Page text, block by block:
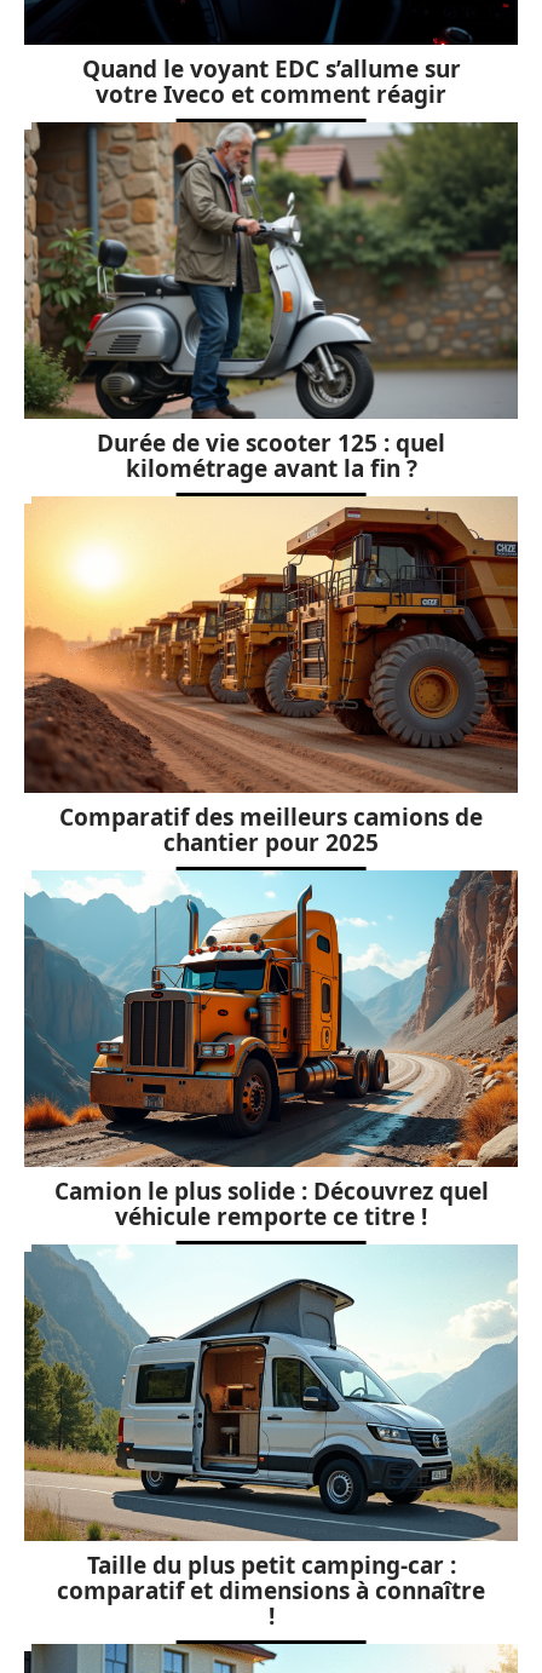
Quand le voyant EDC s’allume sur
votre Iveco et comment réagir
Durée de vie scooter 125 : quel
kilométrage avant la fin ?
Comparatif des meilleurs camions de
chantier pour 2025
Camion le plus solide : Découvrez quel
véhicule remporte ce titre !
Taille du plus petit camping-car :
comparatif et dimensions à connaître
!